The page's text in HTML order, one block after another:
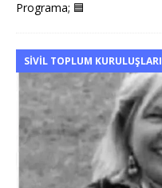
Programa; 🟦
SIVIL TOPLUM KURULUŞLARI